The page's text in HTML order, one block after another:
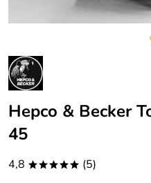
Hepco & Becker
45
4,8 ***** (5)